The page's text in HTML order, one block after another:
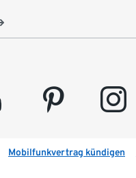
pinterest instagram
Mobilfunkvertrag kündigen